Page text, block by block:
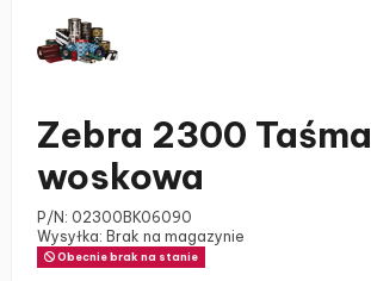
Zebra 2300 Taśma
woskowa
P/N: 02300BK06090
Wysyłka: Brak na magazynie
Obecnie brak na stanie